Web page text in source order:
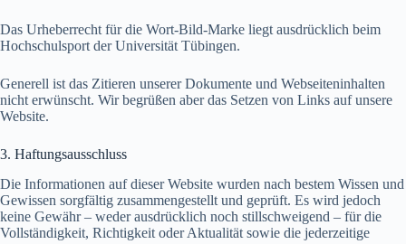
Das Urheberrecht für die Wort-Bild-Marke liegt ausdrücklich beim
Hochschulsport der Universität Tübingen.
Generell ist das Zitieren unserer Dokumente und Webseiteninhalten
nicht erwünscht. Wir begrüßen aber das Setzen von Links auf unsere
Website.
3. Haftungsausschluss
Die Informationen auf dieser Website wurden nach bestem Wissen und
Gewissen sorgfältig zusammengestellt und geprüft. Es wird jedoch
keine Gewähr – weder ausdrücklich noch stillschweigend – für die
Vollständigkeit, Richtigkeit oder Aktualität sowie die jederzeitige